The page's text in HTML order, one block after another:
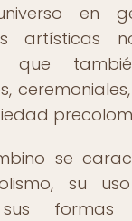
en
artísticas
que
se
su
formas